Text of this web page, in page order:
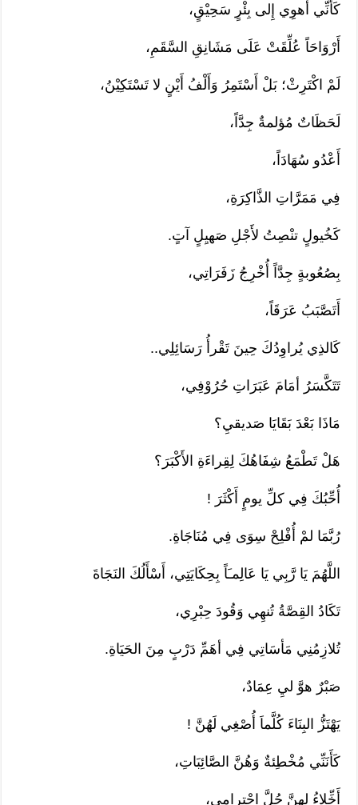
كَأَنِّي أَهوِي إِلى بِئْرٍ سَحِيْقٍ،
أَرْوَاحَاً عُلِّقَتْ عَلَى مَشَانِقِ السَّقَمِ،
لَمْ اكْتَرِثْ؛ بَلْ أَسْتَمِرُ وَأَلْفُ أَيْنٍ لا تَسْتَكِيْنُ،
لَحَظَاتٌ مُؤلمةٌ جِدَّاً،
أَعْدُو سُهَادَاً،
فِي مَمَرَّاتِ الذَّاكِرَةِ،
كَخُيولٍ تنْصِتُ لأَجْلِ صَهيِلٍ آتٍ.
بِصُعُوبةٍ جِدَّاً أُخْرِجُ زَفَرَاتِي،
أَتَصَّبَبُ عَرَقَاً،
كَالذِي يُراوِدُكَ حِينَ تَقْرأُ رَسَائِلِي..
تَتَكَّسَرُ أمَامَ عَبَرَاتِ حُرُوْفِي،
مَاذَا بَعْدَ بَقَايَا صَديقيِ؟
هَلْ تَطْمَعُ شِفَاهُكَ لِقِراءَةِ الأَكْبَرَ؟
أُحِّبُكَ فِي كلِّ يومٍ أَكْثَرَ !
رُبَّمَا لمْ أُفْلِحْ سِوَى فِي مُنَاجَاةِ.
اللَّهُمَ يَا رَّبِي يَا عَالِمـَاً بِحِكَايَتِي، أَسْأَلُكَ النَجَاةَ
تَكَادُ القِصَّةُ تُنهِي وَقُودَ حِبْرِي،
تُلازِمُنِي مَأسَاتِي فِي أهَمِّ دَرْبٍ مِنَ الحَيَاةِ.
صَبْرٌ هوَّ ليِ عِمَادٌ،
يَهْتَزُّ البِنَاءَ كُلَّماَ أُصْغِي لَهُنَّ !
كَأَنَنِّي مُخْطِئةٌ وَهُنَّ الصَّائِبَاتِ،
أَخِّلاءُ لهنَّ جُلَّ احْتِرامِي،